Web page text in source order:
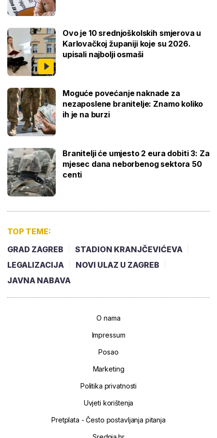
Ovo je 10 srednjoškolskih smjerova u
Karlovačkoj županiji koje su 2026.
upisali najbolji osmaši
Moguće povećanje naknade za
nezaposlene branitelje: Znamo koliko
ih je na burzi
Branitelji će umjesto 2 eura dobiti 3: Za
mjesec dana neborbenog sektora 50
centi
TOP TEME:
GRAD ZAGREB
STADION KRANJČEVIĆEVA
LEGALIZACIJA
NOVI ULAZ U ZAGREB
JAVNA NABAVA
O nama
Impressum
Posao
Marketing
Politika privatnosti
Uvjeti korištenja
Pretplata - Često postavljanja pitanja